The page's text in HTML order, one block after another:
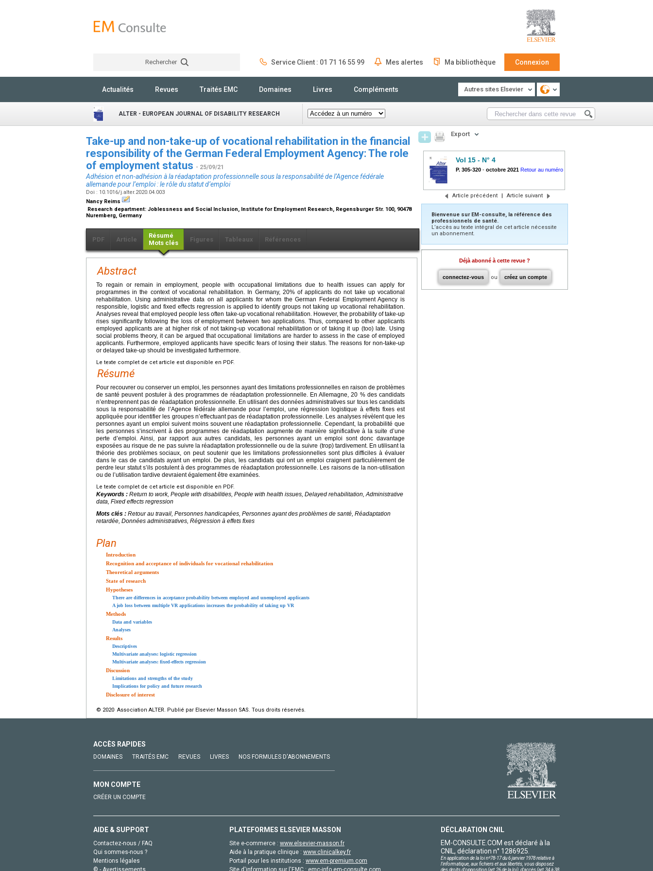
Rechercher Service Client : 01 71 16 55 99 Mes alertes Ma bibliothèque Connexion
Actualités Revues Traités EMC Domaines Livres Compléments Autres sites Elsevier
ALTER - EUROPEAN JOURNAL OF DISABILITY RESEARCH
Take-up and non-take-up of vocational rehabilitation in the financial
responsibility of the German Federal Employment Agency: The role
of employment status - 25/09/21
Adhésion et non-adhésion à la réadaptation professionnelle sous la responsabilité de l’Agence fédérale
allemande pour l’emploi : le rôle du statut d’emploi
Doi : 10.1016/j.alter.2020.04.003
Nancy Reims
Research department: Joblessness and Social Inclusion, Institute for Employment Research, Regensburger Str. 100, 90478
Nuremberg, Germany
PDF Article
Résumé
Mots clés
Figures Tableaux Références
Abstract
To regain or remain in employment, people with occupational limitations due to health issues can apply for
programmes in the context of vocational rehabilitation. In Germany, 20% of applicants do not take up vocational
rehabilitation. Using administrative data on all applicants for whom the German Federal Employment Agency is
responsible, logistic and fixed effects regression is applied to identify groups not taking up vocational rehabilitation.
Analyses reveal that employed people less often take-up vocational rehabilitation. However, the probability of take-up
rises significantly following the loss of employment between two applications. Thus, compared to other applicants
employed applicants are at higher risk of not taking-up vocational rehabilitation or of taking it up (too) late. Using
social problems theory, it can be argued that occupational limitations are harder to assess in the case of employed
applicants. Furthermore, employed applicants have specific fears of losing their status. The reasons for non-take-up
or delayed take-up should be investigated furthermore.
Le texte complet de cet article est disponible en PDF.
Résumé
Pour recouvrer ou conserver un emploi, les personnes ayant des limitations professionnelles en raison de problèmes
de santé peuvent postuler à des programmes de réadaptation professionnelle. En Allemagne, 20 % des candidats
n’entreprennent pas de réadaptation professionnelle. En utilisant des données administratives sur tous les candidats
sous la responsabilité de l’Agence fédérale allemande pour l’emploi, une régression logistique à effets fixes est
appliquée pour identifier les groupes n’effectuant pas de réadaptation professionnelle. Les analyses révèlent que les
personnes ayant un emploi suivent moins souvent une réadaptation professionnelle. Cependant, la probabilité que
les personnes s’inscrivent à des programmes de réadaptation augmente de manière significative à la suite d’une
perte d’emploi. Ainsi, par rapport aux autres candidats, les personnes ayant un emploi sont donc davantage
exposées au risque de ne pas suivre la réadaptation professionnelle ou de la suivre (trop) tardivement. En utilisant la
théorie des problèmes sociaux, on peut soutenir que les limitations professionnelles sont plus difficiles à évaluer
dans le cas de candidats ayant un emploi. De plus, les candidats qui ont un emploi craignent particulièrement de
perdre leur statut s’ils postulent à des programmes de réadaptation professionnelle. Les raisons de la non-utilisation
ou de l’utilisation tardive devraient également être examinées.
Le texte complet de cet article est disponible en PDF.
Keywords : Return to work, People with disabilities, People with health issues, Delayed rehabilitation, Administrative
data, Fixed effects regression
Mots clés : Retour au travail, Personnes handicapées, Personnes ayant des problèmes de santé, Réadaptation
retardée, Données administratives, Régression à effets fixes
Plan
Introduction
Recognition and acceptance of individuals for vocational rehabilitation
Theoretical arguments
State of research
Hypotheses
There are differences in acceptance probability between employed and unemployed applicants
A job loss between multiple VR applications increases the probability of taking up VR
Methods
Data and variables
Analyses
Results
Descriptives
Multivariate analyses: logistic regression
Multivariate analyses: fixed-effects regression
Discussion
Limitations and strengths of the study
Implications for policy and future research
Disclosure of interest
© 2020 Association ALTER. Publié par Elsevier Masson SAS. Tous droits réservés.
Export
Vol 15 - N° 4
P. 305-320 - octobre 2021 Retour au numéro
Article précédent | Article suivant
Bienvenue sur EM-consulte, la référence des
professionnels de santé.
L’accès au texte intégral de cet article nécessite
un abonnement.
Déjà abonné à cette revue ?
connectez-vous ou créez un compte
ACCÈS RAPIDES
DOMAINES TRAITÉS EMC REVUES LIVRES NOS FORMULES D'ABONNEMENTS
MON COMPTE
CRÉER UN COMPTE
AIDE & SUPPORT
Contactez-nous / FAQ
Qui sommes-nous ?
Mentions légales
© - Avertissements
PLATEFORMES ELSEVIER MASSON
Site e-commerce : www.elsevier-masson.fr
Aide à la pratique clinique : www.clinicalkey.fr
Portail pour les institutions : www.em-premium.com
Site d'information sur l'EMC : emc-info.em-consulte.com
DÉCLARATION CNIL
EM-CONSULTE.COM est déclaré à la
CNIL, déclaration n° 1286925.
En application de la loi nº78-17 du 6 janvier 1978 relative à
l'informatique, aux fichiers et aux libertés, vous disposez
des droits d'opposition (art.26 de la loi), d'accès (art.34 à 38